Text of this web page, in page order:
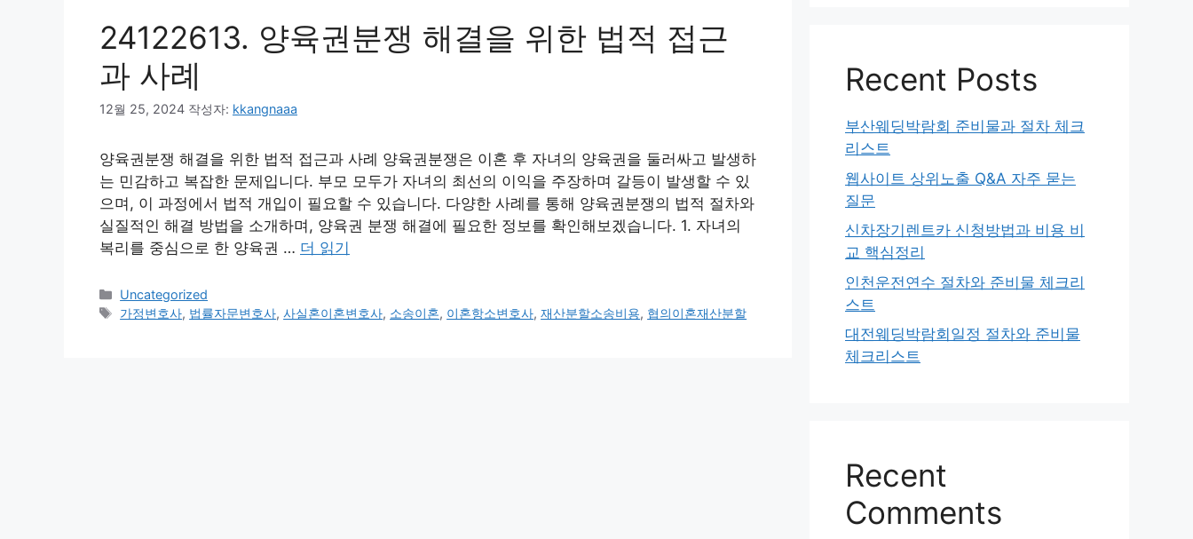
24122613. 양육권분쟁 해결을 위한 법적 접근
과 사례
12월 25, 2024 작성자: kkangnaaa
양육권분쟁 해결을 위한 법적 접근과 사례 양육권분쟁은 이혼 후 자녀의 양육권을 둘러싸고 발생하
는 민감하고 복잡한 문제입니다. 부모 모두가 자녀의 최선의 이익을 주장하며 갈등이 발생할 수 있
으며, 이 과정에서 법적 개입이 필요할 수 있습니다. 다양한 사례를 통해 양육권분쟁의 법적 절차와
실질적인 해결 방법을 소개하며, 양육권 분쟁 해결에 필요한 정보를 확인해보겠습니다. 1. 자녀의
복리를 중심으로 한 양육권 … 더 읽기
카
테
Uncategorized
태
가정변호사, 법률자문변호사,사실혼이혼변호사, 소송이혼, 이혼항소변호사,재산분할소송비용, 협의이혼재산분할
Recent Posts
부산웨딩박람회 준비물과 절차 체크
리스트
웹사이트 상위노출 Q&A 자주 묻는
질문
신차장기렌트카 신청방법과 비용 비
교 핵심정리
인천운전연수 절차와 준비물 체크리
스트
대전웨딩박람회일정 절차와 준비물
체크리스트
Recent
Comments